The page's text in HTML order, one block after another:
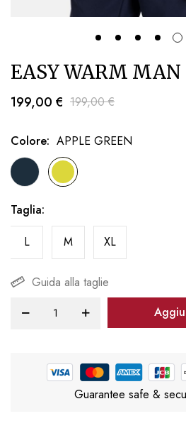
all'inizio
della
galleria
di
immagini
EASY WARM MAN
199,00 € 199,00 €
Colore APPLE GREEN
Taglia
L
M XL
Guida alla taglie
Guarantee safe &